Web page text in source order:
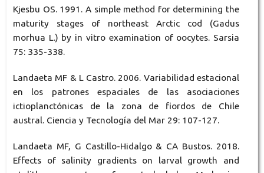
Kjesbu OS. 1991. A simple method for determining the
maturity stages of northeast Arctic cod (Gadus
morhua L.) by in vitro examination of oocytes. Sarsia
75: 335-338.
Landaeta MF & L Castro. 2006. Variabilidad estacional
en los patrones espaciales de las asociaciones
ictioplanctónicas de la zona de fiordos de Chile
austral. Ciencia y Tecnología del Mar 29: 107-127.
Landaeta MF, G Castillo-Hidalgo & CA Bustos. 2018.
Effects of salinity gradients on larval growth and